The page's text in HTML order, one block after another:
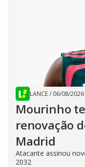
LANCE/ 06/08/2026
Mourinho
renovação
Madrid
Atacante assinou
2032